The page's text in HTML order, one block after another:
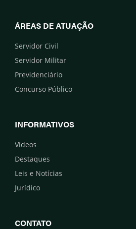
ÁREAS DE ATUAÇÃO
Servidor Civil
Servidor Militar
Previdenciário
Concurso Público
INFORMATIVOS
Vídeos
Destaques
Leis e Notícias
Jurídico
CONTATO